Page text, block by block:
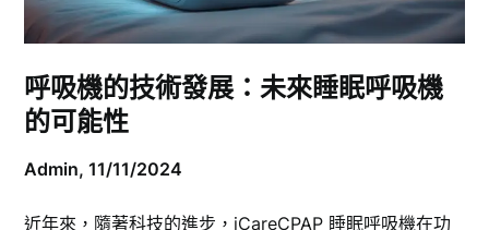
呼吸機的技術發展：未來睡眠呼吸機
的可能性
Admin,11/11/2024
近年來，隨著科技的進步， iCareCPAP 睡眠呼吸機在功